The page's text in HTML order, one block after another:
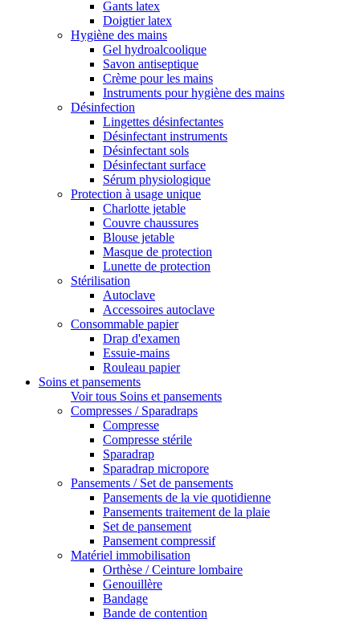
Gants latex
Doigtier latex
Hygiène des mains
Gel hydroalcoolique
Savon antiseptique
Crème pour les mains
Instruments pour hygiène des mains
Désinfection
Lingettes désinfectantes
Désinfectant instruments
Désinfectant sols
Désinfectant surface
Sérum physiologique
Protection à usage unique
Charlotte jetable
Couvre chaussures
Blouse jetable
Masque de protection
Lunette de protection
Stérilisation
Autoclave
Accessoires autoclave
Consommable papier
Drap d'examen
Essuie-mains
Rouleau papier
Soins et pansements
Voir tous Soins et pansements
Compresses / Sparadraps
Compresse
Compresse stérile
Sparadrap
Sparadrap micropore
Pansements / Set de pansements
Pansements de la vie quotidienne
Pansements traitement de la plaie
Set de pansement
Pansement compressif
Matériel immobilisation
Orthèse / Ceinture lombaire
Genouillère
Bandage
Bande de contention